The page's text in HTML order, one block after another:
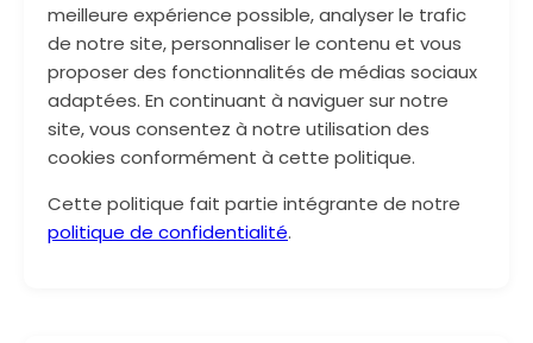
meilleure expérience possible, analyser le trafic
de notre site, personnaliser le contenu et vous
proposer des fonctionnalités de médias sociaux
adaptées. En continuant à naviguer sur notre
site, vous consentez à notre utilisation des
cookies conformément à cette politique.
Cette politique fait partie intégrante de notre
politique de confidentialité.